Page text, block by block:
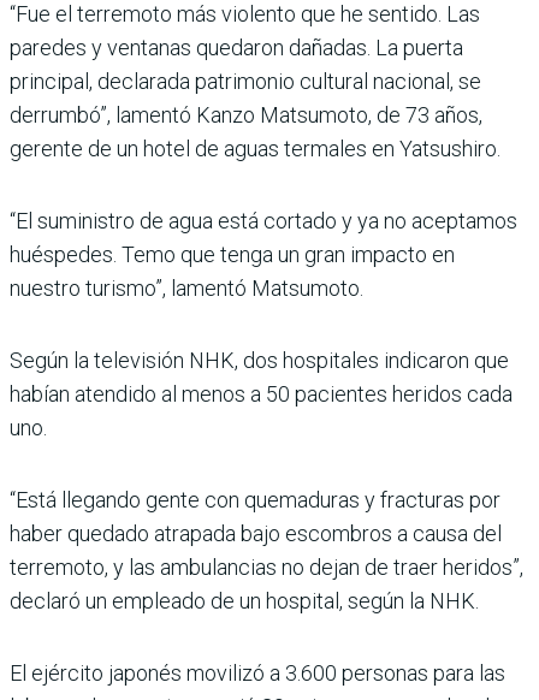
“Fue el terremoto más violento que he sentido. Las
paredes y ventanas quedaron dañadas. La puerta
principal, declarada patrimonio cultural nacional, se
derrumbó”, lamentó Kanzo Matsumoto, de 73 años,
gerente de un hotel de aguas termales en Yatsushiro.
“El suministro de agua está cortado y ya no aceptamos
huéspedes. Temo que tenga un gran impacto en
nuestro turismo”, lamentó Matsumoto.
Según la televisión NHK, dos hospitales indicaron que
habían atendido al menos a 50 pacientes heridos cada
uno.
“Está llegando gente con quemaduras y fracturas por
haber quedado atrapada bajo escombros a causa del
terremoto, y las ambulancias no dejan de traer heridos”,
declaró un empleado de un hospital, según la NHK.
El ejército japonés movilizó a 3.600 personas para las